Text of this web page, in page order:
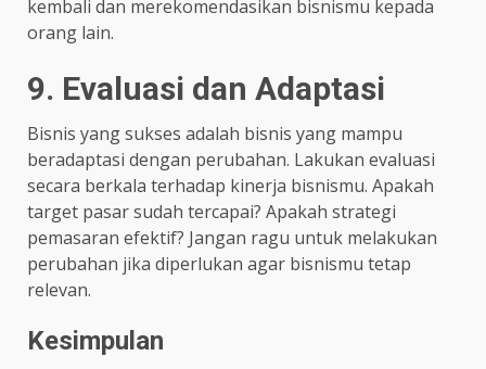
kembali dan merekomendasikan bisnismu kepada
orang lain.
9. Evaluasi dan Adaptasi
Bisnis yang sukses adalah bisnis yang mampu
beradaptasi dengan perubahan. Lakukan evaluasi
secara berkala terhadap kinerja bisnismu. Apakah
target pasar sudah tercapai? Apakah strategi
pemasaran efektif? Jangan ragu untuk melakukan
perubahan jika diperlukan agar bisnismu tetap
relevan.
Kesimpulan